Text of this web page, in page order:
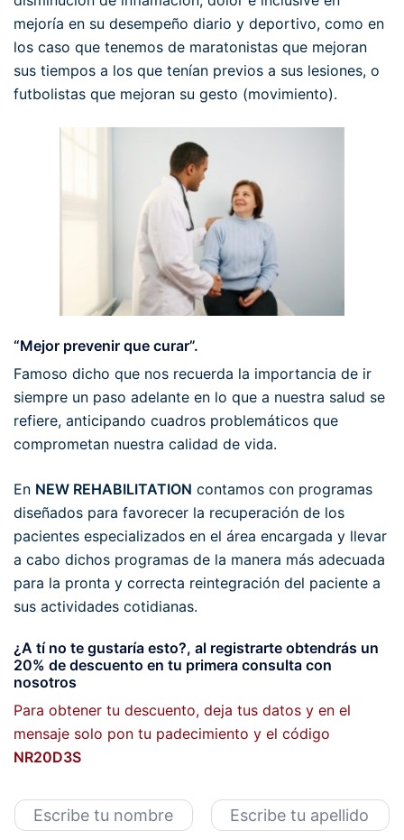
mejoría en su desempeño diario y deportivo, como en
los caso que tenemos de maratonistas que mejoran
sus tiempos a los que tenían previos a sus lesiones, o
futbolistas que mejoran su gesto (movimiento).
“Mejor prevenir que curar”.
Famoso dicho que nos recuerda la importancia de ir
siempre un paso adelante en lo que a nuestra salud se
refiere, anticipando cuadros problemáticos que
comprometan nuestra calidad de vida.
En NEW REHABILITATION contamos con programas
diseñados para favorecer la recuperación de los
pacientes especializados en el área encargada y llevar
a cabo dichos programas de la manera más adecuada
para la pronta y correcta reintegración del paciente a
sus actividades cotidianas.
¿A tí no te gustaría esto?, al registrarte obtendrás un
20% de descuento en tu primera consulta con
nosotros
Para obtener tu descuento, deja tus datos y en el
mensaje solo pon tu padecimiento y el código
NR20D3S
N
o